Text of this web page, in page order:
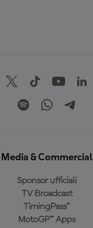
Media & Commercial
Sponsor ufficiali
TV Broadcast
TimingPass™
MotoGP™ Apps